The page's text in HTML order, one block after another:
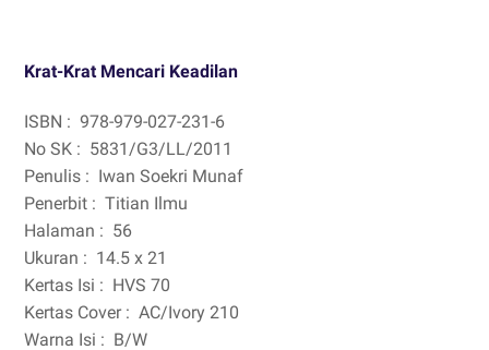
Krat-Krat Mencari Keadilan
ISBN : 978-979-027-231-6
No SK : 5831/G3/LL/2011
Penulis : Iwan Soekri Munaf
Penerbit : Titian Ilmu
Halaman : 56
Ukuran : 14.5 x 21
Kertas Isi : HVS 70
Kertas Cover : AC/Ivory 210
Warna Isi : B/W